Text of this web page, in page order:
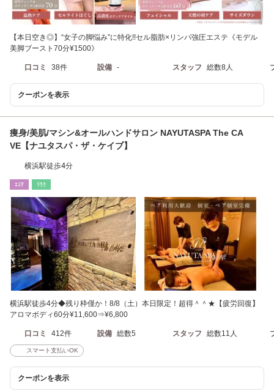
【本日空き◎】“女子の脚悩み”に特化!!セル脂肪×リンパ強圧エステ《モデル
美脚ブースト70分¥1500》
口コミ 38件 設備 - スタッフ 総数8人
クーポンを表示
痩身/美肌/マシン&オールハンドサロン NAYUTASPA The CA
VE【ナユタスパ・ザ・ケイブ】
横浜駅徒歩4分
ｴｽﾃ ﾘﾗｸ
横浜駅徒歩4分◆残り枠僅か！8/8（土）本日限定！超得＾＾★【疲労回復】
アロマボディ60分¥11,600⇒¥6,800
口コミ 412件 設備 総数5 スタッフ 総数11人
スマート支払いOK
クーポンを表示